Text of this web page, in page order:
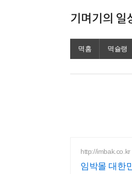
기며기의 일
멱홈 멱슐랭
http://imbak.co.kr
임박몰 대한